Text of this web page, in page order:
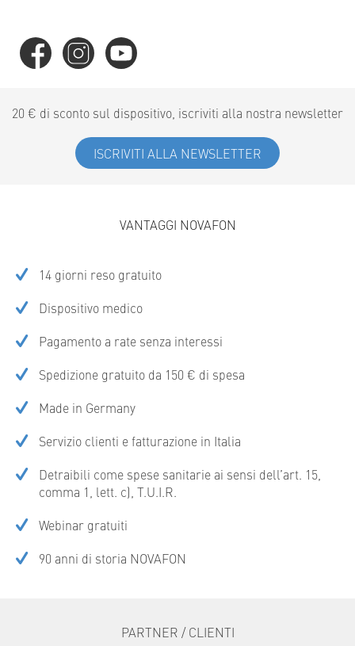
20 € di sconto sul dispositivo, iscriviti alla nostra newsletter
ISCRIVITI ALLA NEWSLETTER
VANTAGGI NOVAFON
14 giorni reso gratuito
Dispositivo medico
Pagamento a rate senza interessi
Spedizione gratuito da 150 € di spesa
Made in Germany
Servizio clienti e fatturazione in Italia
Detraibili come spese sanitarie ai sensi dell’art. 15,
comma 1, lett. c), T.U.I.R.
Webinar gratuiti
90 anni di storia NOVAFON
PARTNER / CLIENTI